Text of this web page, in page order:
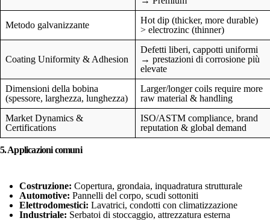
Metodo galvanizzante
Hot dip (thicker, more durable)
> electrozinc (thinner)
Coating Uniformity & Adhesion
Defetti liberi, cappotti uniformi
→ prestazioni di corrosione più
elevate
Dimensioni della bobina
(spessore, larghezza, lunghezza)
Larger/longer coils require more
raw material & handling
Market Dynamics &
Certifications
ISO/ASTM compliance, brand
reputation & global demand
5. Applicazioni comuni
Costruzione: Copertura, grondaia, inquadratura strutturale
Automotive: Pannelli del corpo, scudi sottoniti
Elettrodomestici: Lavatrici, condotti con climatizzazione
Industriale: Serbatoi di stoccaggio, attrezzatura esterna